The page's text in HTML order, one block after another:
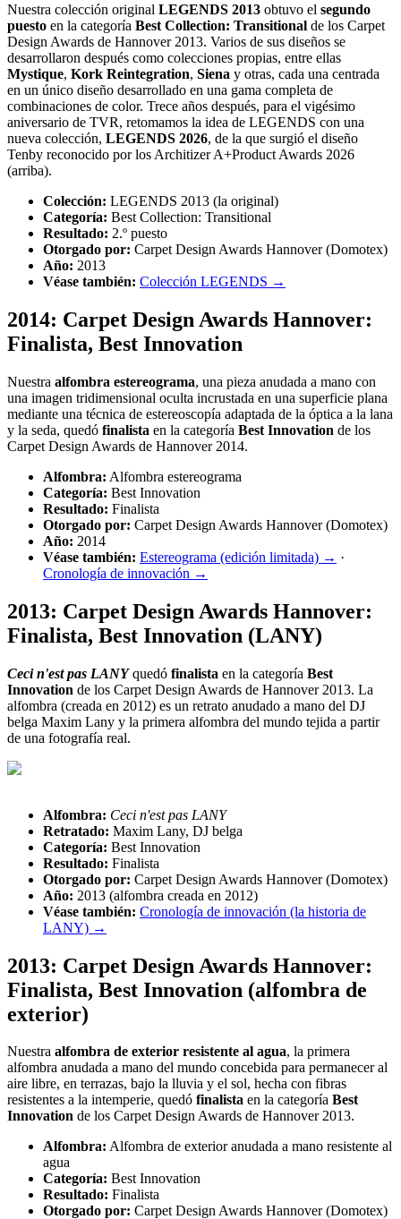
Nuestra colección original LEGENDS 2013 obtuvo el segundo
puesto en la categoría Best Collection: Transitional de los Carpet
Design Awards de Hannover 2013. Varios de sus diseños se
desarrollaron después como colecciones propias, entre ellas
Mystique, Kork Reintegration, Siena y otras, cada una centrada
en un único diseño desarrollado en una gama completa de
combinaciones de color. Trece años después, para el vigésimo
aniversario de TVR, retomamos la idea de LEGENDS con una
nueva colección, LEGENDS 2026, de la que surgió el diseño
Tenby reconocido por los Architizer A+Product Awards 2026
(arriba).
Colección: LEGENDS 2013 (la original)
Categoría: Best Collection: Transitional
Resultado: 2.º puesto
Otorgado por: Carpet Design Awards Hannover (Domotex)
Año: 2013
Véase también: Colección LEGENDS →
2014: Carpet Design Awards Hannover:
Finalista, Best Innovation
Nuestra alfombra estereograma, una pieza anudada a mano con
una imagen tridimensional oculta incrustada en una superficie plana
mediante una técnica de estereoscopía adaptada de la óptica a la lana
y la seda, quedó finalista en la categoría Best Innovation de los
Carpet Design Awards de Hannover 2014.
Alfombra: Alfombra estereograma
Categoría: Best Innovation
Resultado: Finalista
Otorgado por: Carpet Design Awards Hannover (Domotex)
Año: 2014
Véase también: Estereograma (edición limitada) → ·
Cronología de innovación →
2013: Carpet Design Awards Hannover:
Finalista, Best Innovation (LANY)
Ceci n'est pas LANYquedó finalista en la categoría Best
Innovation de los Carpet Design Awards de Hannover 2013. La
alfombra (creada en 2012) es un retrato anudado a mano del DJ
belga Maxim Lany y la primera alfombra del mundo tejida a partir
de una fotografía real.
Alfombra: Ceci n'est pas LANY
Retratado: Maxim Lany, DJ belga
Categoría: Best Innovation
Resultado: Finalista
Otorgado por: Carpet Design Awards Hannover (Domotex)
Año: 2013 (alfombra creada en 2012)
Véase también: Cronología de innovación (la historia de
LANY) →
2013: Carpet Design Awards Hannover:
Finalista, Best Innovation (alfombra de
exterior)
Nuestra alfombra de exterior resistente al agua, la primera
alfombra anudada a mano del mundo concebida para permanecer al
aire libre, en terrazas, bajo la lluvia y el sol, hecha con fibras
resistentes a la intemperie, quedó finalista en la categoría Best
Innovation de los Carpet Design Awards de Hannover 2013.
Alfombra: Alfombra de exterior anudada a mano resistente al
agua
Categoría: Best Innovation
Resultado: Finalista
Otorgado por: Carpet Design Awards Hannover (Domotex)